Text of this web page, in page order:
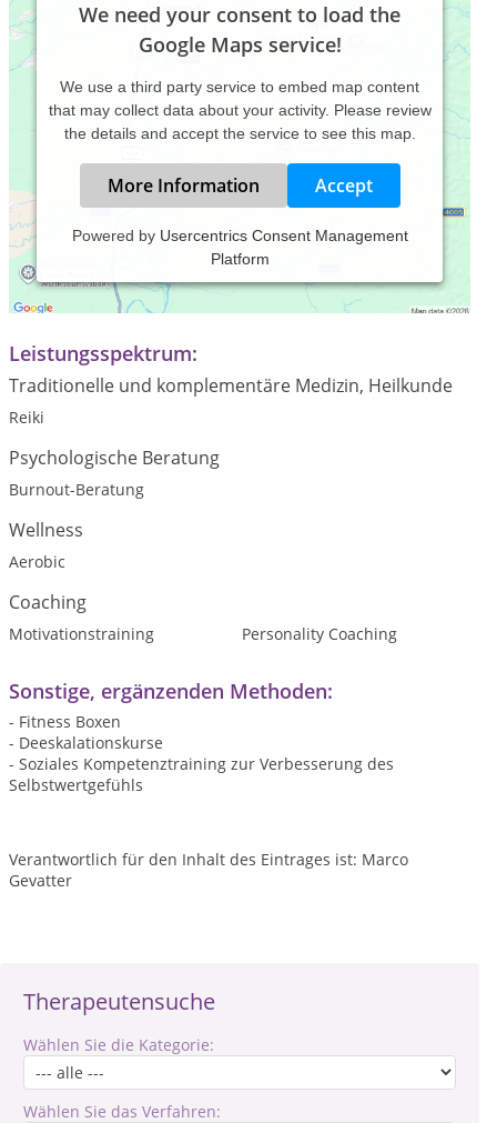
Therapeutensuche
Wählen Sie die Kategorie:
Wählen Sie das Verfahren:
We need your consent to load the
Google Maps service!
We use a third party service to embed map content
that may collect data about your activity. Please review
the details and accept the service to see this map.
More Information Accept
Powered by Usercentrics Consent Management
Platform
Praxiszeiten:
Nach Vereinbarung!
Leistungsspektrum:
Traditionelle und komplementäre Medizin, Heilkunde
Reiki
Psychologische Beratung
Burnout-Beratung
Wellness
Aerobic
Coaching
Motivationstraining Personality Coaching
Sonstige, ergänzenden Methoden:
- Fitness Boxen
- Deeskalationskurse
- Soziales Kompetenztraining zur Verbesserung des
Selbstwertgefühls
Verantwortlich für den Inhalt des Eintrages ist: Marco
Gevatter